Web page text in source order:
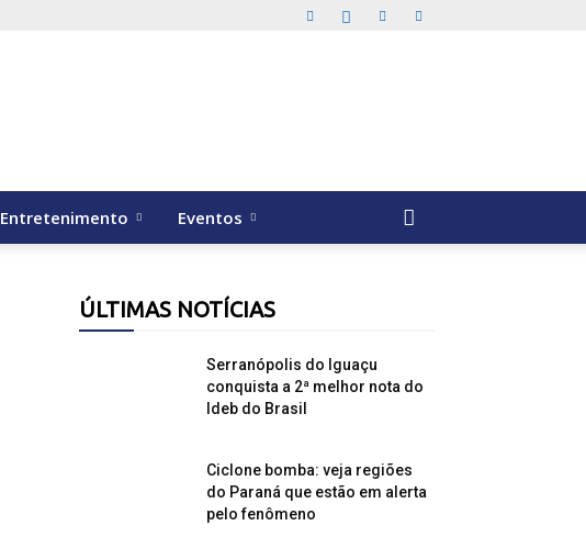
Entretenimento Eventos
ÚLTIMAS NOTÍCIAS
Serranópolis do Iguaçu
conquista a 2ª melhor nota do
Ideb do Brasil
Ciclone bomba: veja regiões
do Paraná que estão em alerta
pelo fenômeno